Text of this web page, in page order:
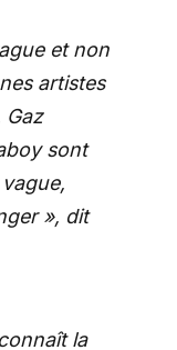
et non
artistes
Gaz
sont
», dit
la